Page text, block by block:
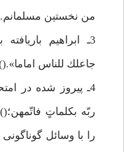
من نخستين
3ـ ابراهيم
جاعلك للناس
4ـ پيروز شده در
ربّه بكلماتٍ
را با وسائل